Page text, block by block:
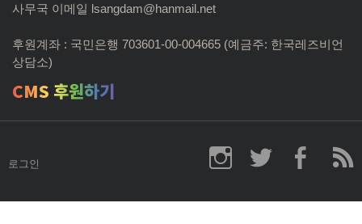
사무국 이메일 lsangdam@hanmail.net
후원계좌 : 국민은행 703601-00-004665 (예금주: 한국레즈비언
상담소)
CMS 후원하기
로그인